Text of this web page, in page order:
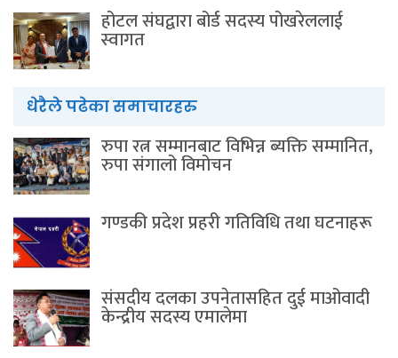
होटल संघद्वारा बोर्ड सदस्य पोखरेललाई
स्वागत
धेरैले पढेका समाचारहरु
रुपा रत्न सम्मानबाट विभिन्न ब्यक्ति सम्मानित,
रुपा संगालो विमोचन
गण्डकी प्रदेश प्रहरी गतिविधि तथा घटनाहरू
संसदीय दलका उपनेतासहित दुई माओवादी
केन्द्रीय सदस्य एमालेमा